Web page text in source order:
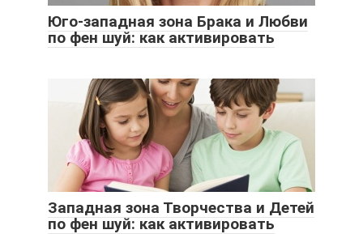
Юго-западная зона Брака и Любви
по фен шуй: как активировать
Западная зона Творчества и Детей
по фен шуй: как активировать